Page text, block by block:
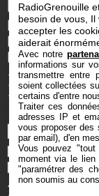
RadioGrenouille
besoin de vous, Il
accepter les
aiderait
Avec notre
informations sur
transmettre entre
soient collectées
certains d'entre
Traiter ces
adresses IP et
vous proposer
par email), d'en
Vous pouvez
moment via le
"paramétrer des
non soumis au